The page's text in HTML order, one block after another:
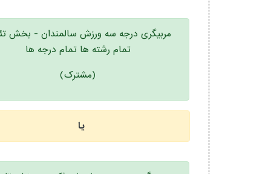
مربیگری درجه سه ورزش سالمندان - بخش
تمام رشته ها تمام درجه ها
(مشترک)
یا